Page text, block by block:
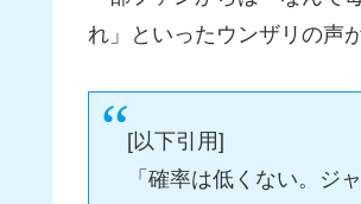
れ」といったウンザリの声
[以下引用]
「確率は低くない。ジ